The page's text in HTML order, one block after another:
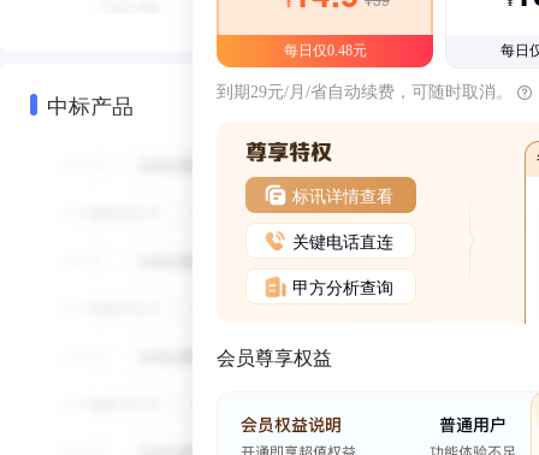
中标产品
每日仅0.48元 每日
到期29元/月/省自动续费，可随时取消。
标讯详情查看
关键电话直连
甲方分析查询
会员尊享权益